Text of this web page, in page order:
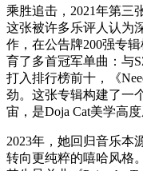
乘胜追击，2021年第三
这张被许多乐评人认为
作，在公告牌200强专
育了多首冠军单曲：与
打入排行榜前十，《
劲。这张专辑构建了一
宙，是Doja Cat美学高度
2023年，她回归音乐本
转向更纯粹的嘻哈风格